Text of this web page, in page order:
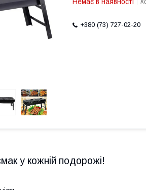
+380 (73) 727-02-20
у кожній подорожі!